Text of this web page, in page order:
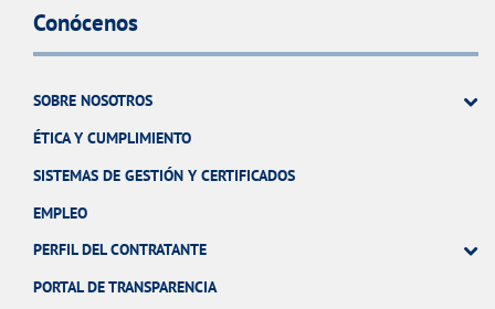
Conócenos
SOBRE NOSOTROS
ÉTICA Y CUMPLIMIENTO
SISTEMAS DE GESTIÓN Y CERTIFICADOS
EMPLEO
PERFIL DEL CONTRATANTE
PORTAL DE TRANSPARENCIA